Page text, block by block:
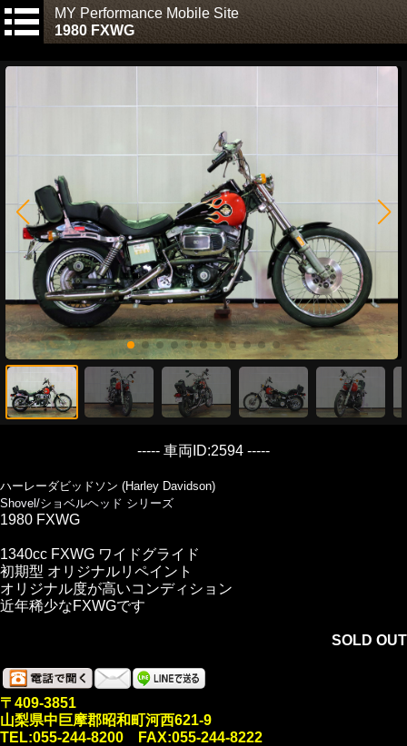
MY Performance Mobile Site
1980 FXWG
----- 車両ID:2594 -----
ハーレーダビッドソン (Harley Davidson)
Shovel/ショベルヘッド シリーズ
1980 FXWG
1340cc FXWG ワイドグライド
初期型 オリジナルリペイント
オリジナル度が高いコンディション
近年稀少なFXWGです
SOLD OUT
〒409-3851
山梨県中巨摩郡昭和町河西621-9
TEL:055-244-8200 FAX:055-244-8222